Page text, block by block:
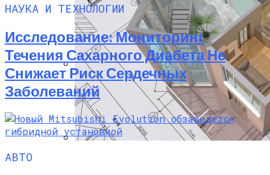
Ученые Показали, Как Эпигенетические
Изменения Преобразуют Астроциты В
Стволовые Клетки Мозга
НАУКА И ТЕХНОЛОГИИ
Исследование: Мониторинг
Течения Сахарного Диабета Не
Снижает Риск Сердечных
Заболеваний
АВТО